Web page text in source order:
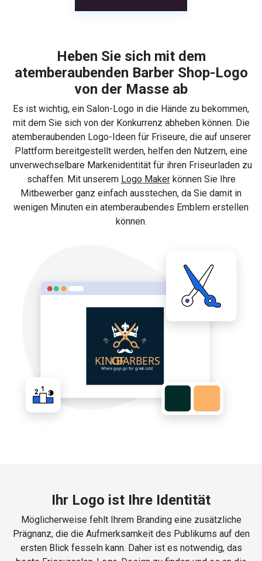
Heben Sie sich mit dem
atemberaubenden Barber Shop-Logo
von der Masse ab
Es ist wichtig, ein Salon-Logo in die Hände zu bekommen,
mit dem Sie sich von der Konkurrenz abheben können. Die
atemberaubenden Logo-Ideen für Friseure, die auf unserer
Plattform bereitgestellt werden, helfen den Nutzern, eine
unverwechselbare Markenidentität für ihren Friseurladen zu
schaffen. Mit unserem Logo Makerkönnen Sie Ihre
Mitbewerber ganz einfach ausstechen, da Sie damit in
wenigen Minuten ein atemberaubendes Emblem erstellen
können.
Ihr Logo ist Ihre Identität
Möglicherweise fehlt Ihrem Branding eine zusätzliche
Prägnanz, die die Aufmerksamkeit des Publikums auf den
ersten Blick fesseln kann. Daher ist es notwendig, das